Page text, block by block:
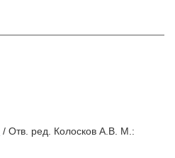
/ Отв. ред. Колосков А.В. М.: